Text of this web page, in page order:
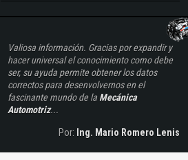
Valiosa información. Gracias por expandir y
hacer universal el conocimiento como debe
ser, su ayuda permite obtener los datos
correctos para desenvolvernos en el
fascinante mundo de la Mecánica
Automotriz...
Por: Ing. Mario Romero Lenis